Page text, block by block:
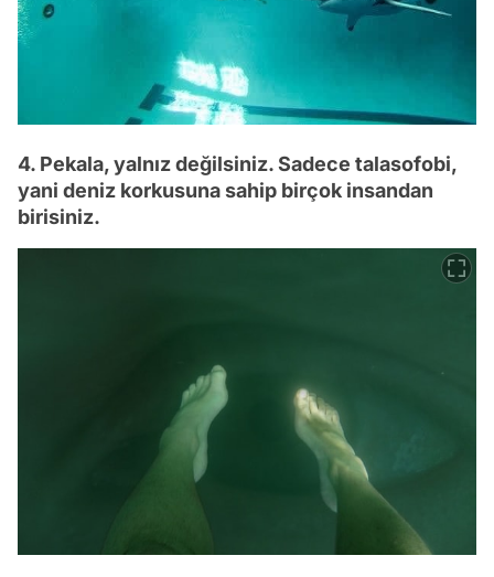
4. Pekala, yalnız değilsiniz. Sadece talasofobi,
yani deniz korkusuna sahip birçok insandan
birisiniz.